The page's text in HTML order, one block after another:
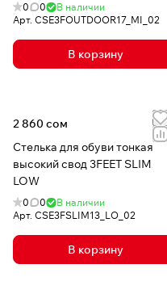
0 0
В наличии
Арт. CSE3FOUTDOOR17_MI_02
В корзину
2 860 сом
Стелька для обуви тонкая
высокий свод 3FEET SLIM
LOW
0 0
В наличии
Арт. CSE3FSLIM13_LO_02
В корзину